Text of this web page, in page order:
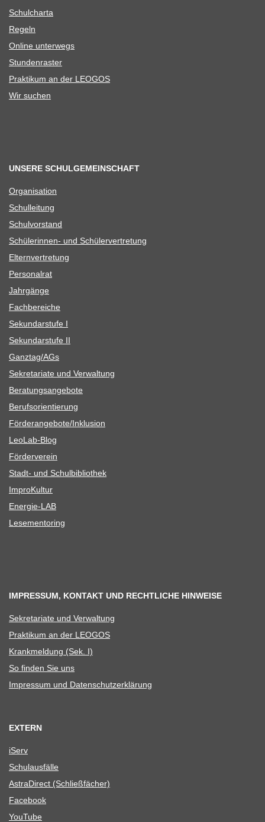
Schul­charta
Regeln
Online unter­wegs
Stun­den­ras­ter
Prak­ti­kum an der LEOGOS
Wir suchen
UNSERE SCHULGEMEINSCHAFT
Orga­ni­sa­tion
Schul­lei­tung
Schul­vor­stand
Schü­le­rin­nen- und Schülervertretung
Eltern­ver­tre­tung
Per­so­nal­rat
Jahr­gänge
Fach­be­rei­che
Sekun­dar­stufe I
Sekun­dar­stufe II
Ganztag/​​AGs
Sekre­ta­riate und Verwaltung
Bera­tungs­an­ge­bote
Berufs­ori­en­tie­rung
Förderangebote/​​Inklusion
Leo­Lab-Blog
För­der­ver­ein
Stadt- und Schulbibliothek
Impro­Kul­tur
Ener­­gie-LAB
Lese­men­to­ring
IMPRESSUM, KONTAKT UND RECHTLICHE HINWEISE
Sekre­ta­riate und Verwaltung
Prak­ti­kum an der LEOGOS
Krank­mel­dung (Sek. I)
So fin­den Sie uns
Impres­sum und Datenschutzerklärung
EXTERN
iServ
Schul­aus­fälle
Astra­Di­rect (Schließ­fä­cher)
Face­book
You­Tube